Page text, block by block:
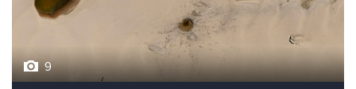
Обмеление Дуная